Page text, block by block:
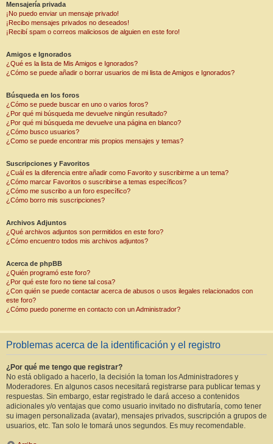
Mensajería privada
¡No puedo enviar un mensaje privado!
¡Recibo mensajes privados no deseados!
¡Recibí spam o correos maliciosos de alguien en este foro!
Amigos e Ignorados
¿Qué es la lista de Mis Amigos e Ignorados?
¿Cómo se puede añadir o borrar usuarios de mi lista de Amigos e Ignorados?
Búsqueda en los foros
¿Cómo se puede buscar en uno o varios foros?
¿Por qué mi búsqueda me devuelve ningún resultado?
¿Por qué mi búsqueda me devuelve una página en blanco?
¿Cómo busco usuarios?
¿Como se puede encontrar mis propios mensajes y temas?
Suscripciones y Favoritos
¿Cuál es la diferencia entre añadir como Favorito y suscribirme a un tema?
¿Cómo marcar Favoritos o suscribirse a temas específicos?
¿Cómo me suscribo a un foro específico?
¿Cómo borro mis suscripciones?
Archivos Adjuntos
¿Qué archivos adjuntos son permitidos en este foro?
¿Cómo encuentro todos mis archivos adjuntos?
Acerca de phpBB
¿Quién programó este foro?
¿Por qué este foro no tiene tal cosa?
¿Con quién se puede contactar acerca de abusos o usos ilegales relacionados con
este foro?
¿Cómo puedo ponerme en contacto con un Administrador?
Problemas acerca de la identificación y el registro
¿Por qué me tengo que registrar?
No está obligado a hacerlo, la decisión la toman los Administradores y
Moderadores. En algunos casos necesitará registrarse para publicar temas y
respuestas. Sin embargo, estar registrado le dará acceso a contenidos
adicionales y/o ventajas que como usuario invitado no disfrutaría, como tener
su imagen personalizada (avatar), mensajes privados, suscripción a grupos de
usuarios, etc. Tan solo le tomará unos segundos. Es muy recomendable.